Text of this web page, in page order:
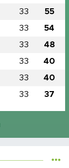
33 55
33 54
33 48
33 40
33 40
33 37